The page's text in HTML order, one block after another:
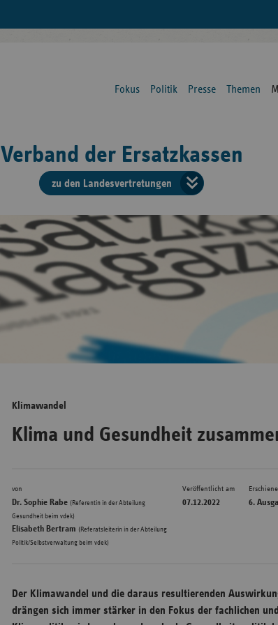
Fokus Politik Presse Themen
Verband der Ersatzkassen
zu den Landesvertretungen
der
Bremen
Hessen
Klimawandel
Klima und Gesundheit
von
Dr. Sophie Rabe (Referentin in der Abteilung
Gesundheit beim vdek)
Elisabeth Bertram (Referatsleiterin in der Abteilung
Politik/Selbstverwaltung beim vdek)
Veröffentlicht am
07.12.2022 6.
Der Klimawandel und die daraus resultierenden
drängen sich immer stärker in den Fokus der fachlichen